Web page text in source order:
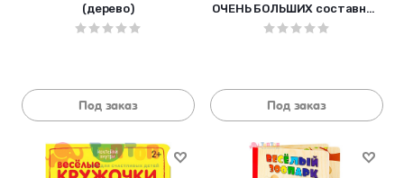
(дерево)
Под заказ
ОЧЕНЬ БОЛЬШИХ составных
элемента из дерева
Под заказ